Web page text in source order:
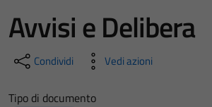
Avvisi e Delibera
Condividi Vedi azioni
Tipo di documento